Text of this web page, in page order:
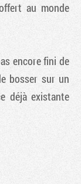
au monde
encore fini de
bosser sur un
déjà existante